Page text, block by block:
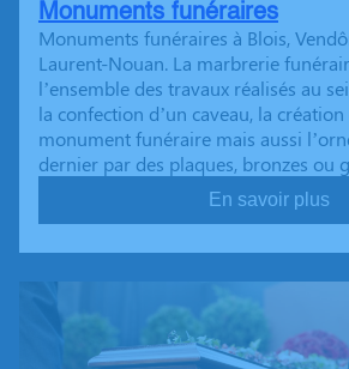
Monuments funéraires
Monuments funéraires à Blois,
Laurent-Nouan. La marbrerie
l’ensemble des travaux réalisés au
la confection d’un caveau, la création
monument funéraire mais aussi
dernier par des plaques, bronzes ou
En savoir plus